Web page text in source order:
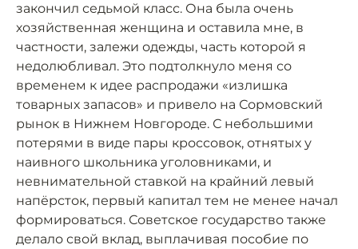
закончил седьмой класс. Она была очень
хозяйственная женщина и оставила мне, в
частности, залежи одежды, часть которой я
недолюбливал. Это подтолкнуло меня со
временем к идее распродажи «излишка
товарных запасов» и привело на Сормовский
рынок в Нижнем Новгороде. С небольшими
потерями в виде пары кроссовок, отнятых у
наивного школьника уголовниками, и
невнимательной ставкой на крайний левый
напёрсток, первый капитал тем не менее начал
формироваться. Советское государство также
делало свой вклад, выплачивая пособие по